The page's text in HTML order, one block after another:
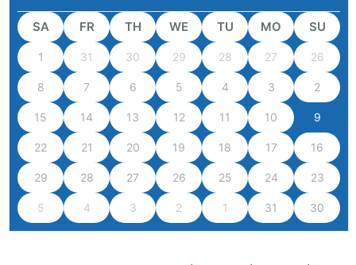
SU
MO
TU
WE
TH
FR
SA
26
27
28
29
30
31
1
2
3
4
5
6
7
8
9
10
11
12
13
14
15
16
17
18
19
20
21
22
23
24
25
26
27
28
29
30
31
1
2
3
4
5